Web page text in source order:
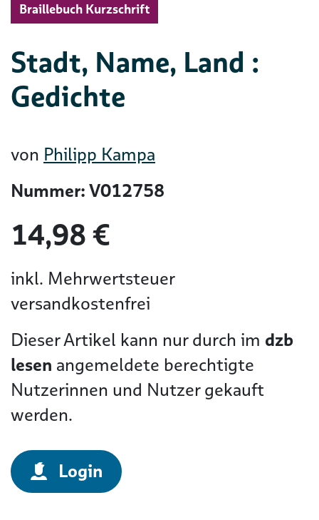
Braillebuch Kurzschrift
Stadt, Name, Land :
Gedichte
von Philipp Kampa
Nummer: V012758
14,98 €
inkl. Mehrwertsteuer
versandkostenfrei
Dieser Artikel kann nur durch im dzb
lesen angemeldete berechtigte
Nutzerinnen und Nutzer gekauft
werden.
Login